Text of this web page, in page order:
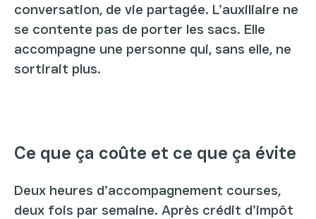
conversation, de vie partagée. L’auxiliaire ne
se contente pas de porter les sacs. Elle
accompagne une personne qui, sans elle, ne
sortirait plus.
Ce que ça coûte et ce que ça évite
Deux heures d’accompagnement courses,
deux fois par semaine. Après crédit d’impôt